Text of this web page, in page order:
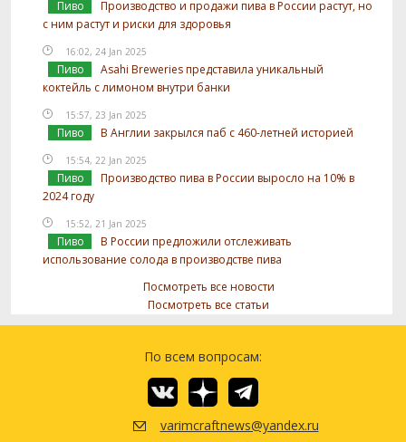
Пиво
Производство и продажи пива в России растут, но
с ним растут и риски для здоровья
16:02, 24 Jan 2025
Пиво
Asahi Breweries представила уникальный
коктейль с лимоном внутри банки
15:57, 23 Jan 2025
Пиво В Англии закрылся паб с 460-летней историей
15:54, 22 Jan 2025
Пиво
Производство пива в России выросло на 10% в
2024 году
15:52, 21 Jan 2025
Пиво
В России предложили отслеживать
использование солода в производстве пива
Посмотреть все новости
Посмотреть все статьи
По всем вопросам:
varimcraftnews@yandex.ru